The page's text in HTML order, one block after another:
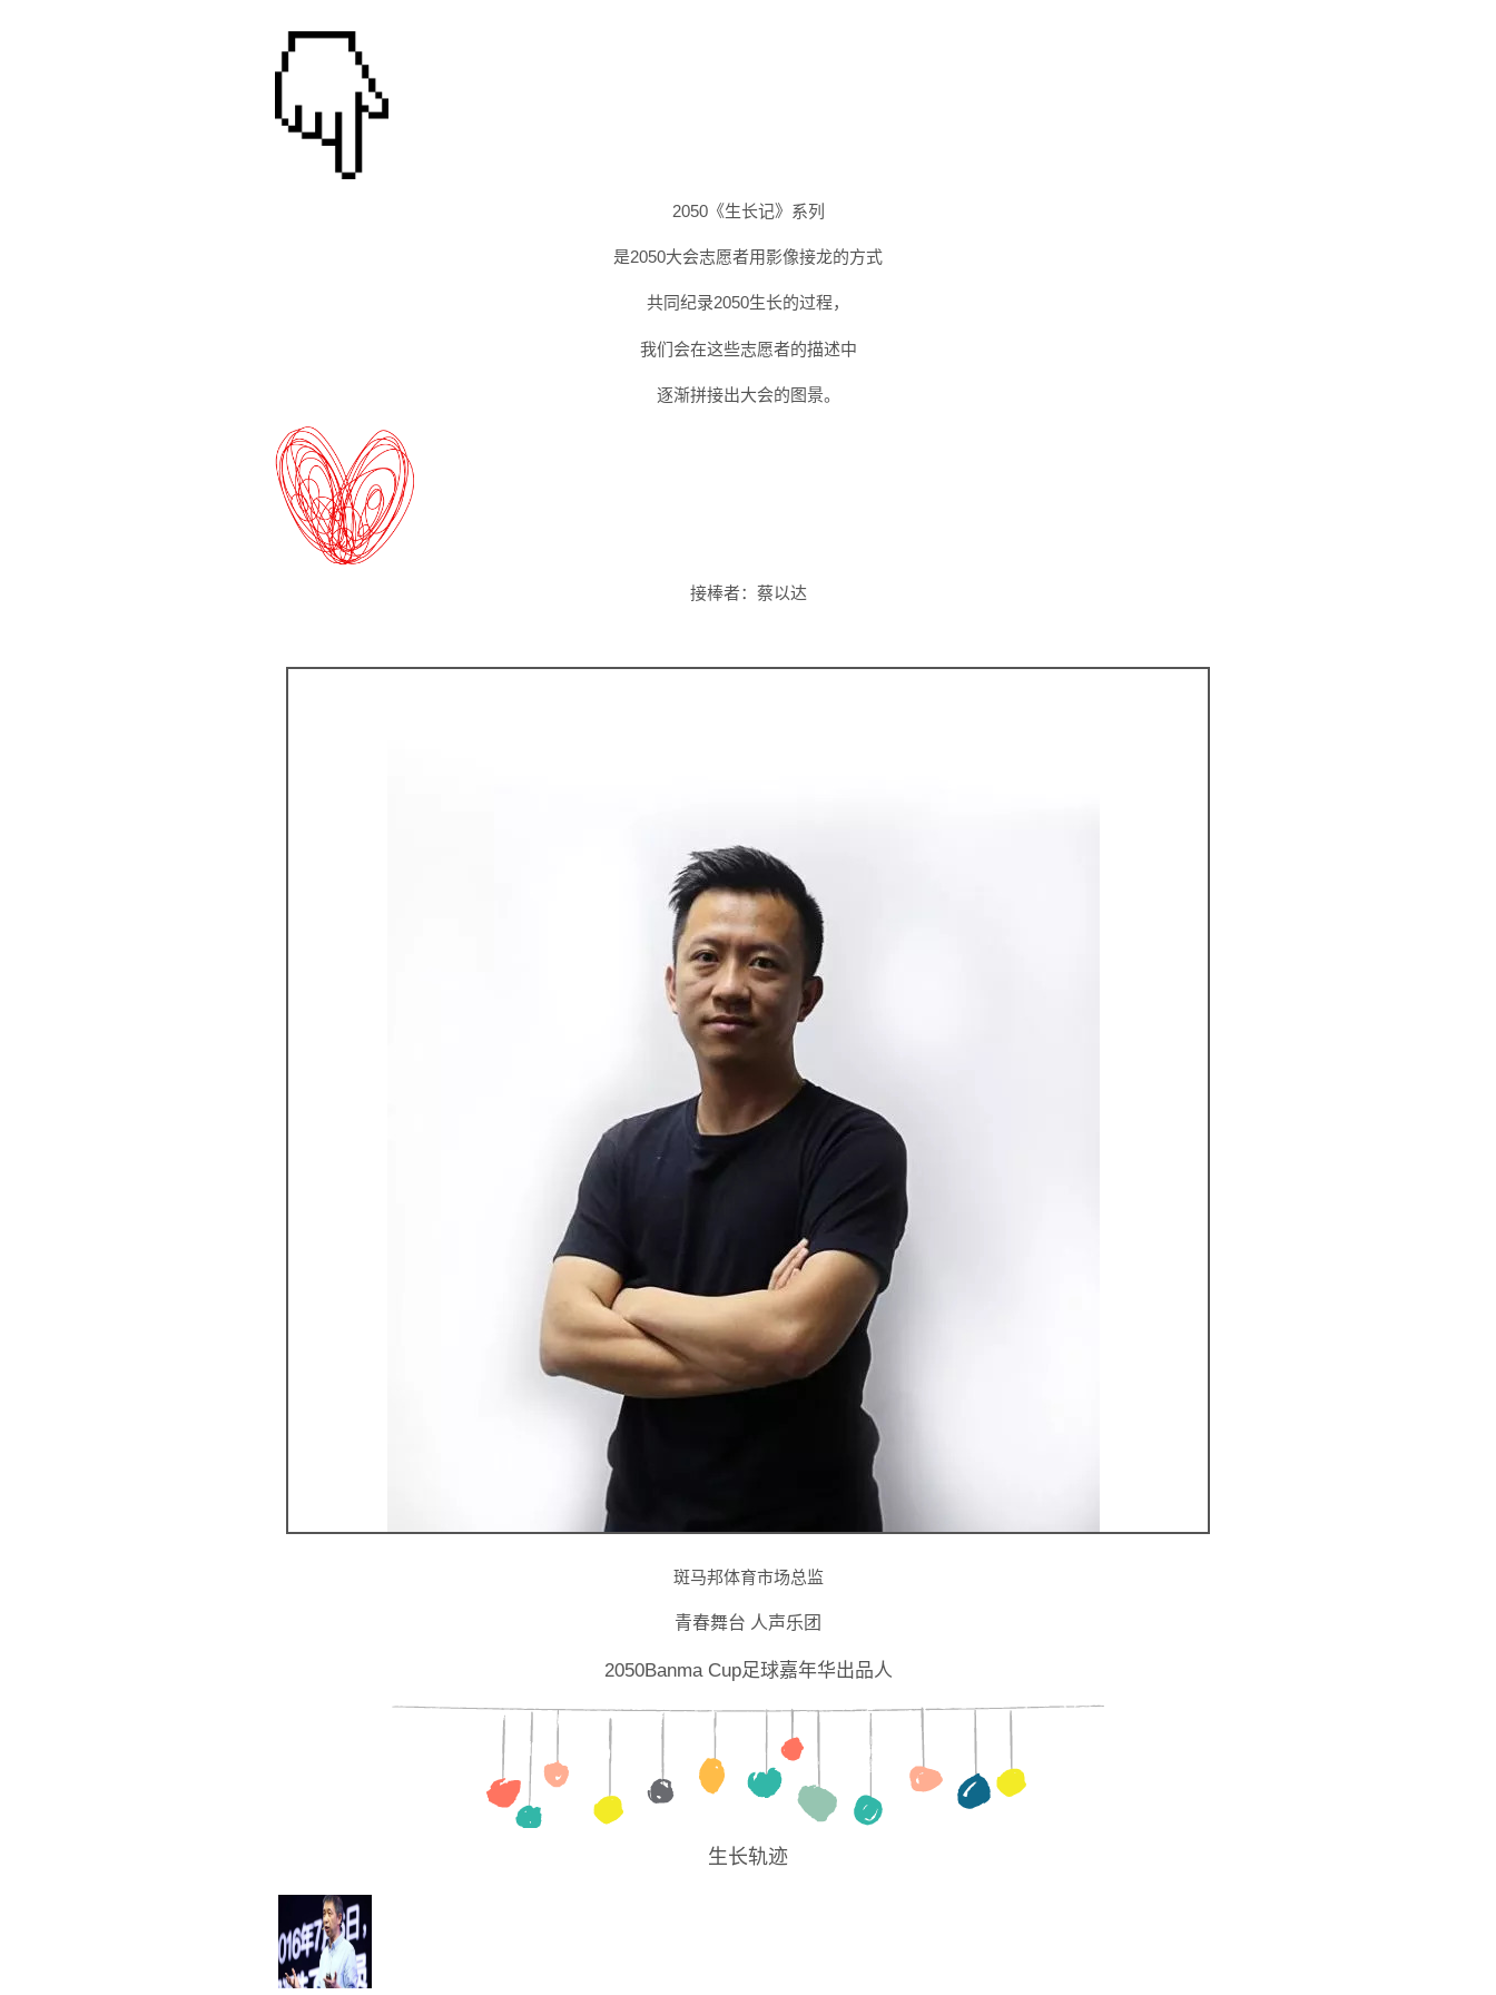
2050《生长记》系列
是2050大会志愿者用影像接龙的方式
共同纪录2050生长的过程，
我们会在这些志愿者的描述中
逐渐拼接出大会的图景。
接棒者： 蔡以达
斑马邦体育市场总监
青春舞台 人声乐团
2050Banma Cup足球嘉年华出品人
生长轨迹